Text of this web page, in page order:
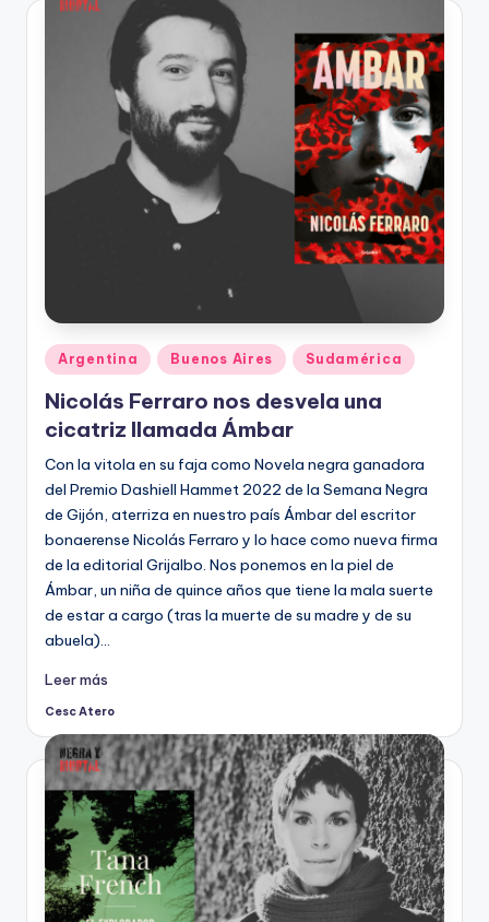
Publicado
en
Argentina Buenos Aires Sudamérica
Nicolás Ferraro nos desvela una
cicatriz llamada Ámbar
Con la vitola en su faja como Novela negra ganadora
del Premio Dashiell Hammet 2022 de la Semana Negra
de Gijón, aterriza en nuestro país Ámbar del escritor
bonaerense Nicolás Ferraro y lo hace como nueva firma
de la editorial Grijalbo. Nos ponemos en la piel de
Ámbar, un niña de quince años que tiene la mala suerte
de estar a cargo (tras la muerte de su madre y de su
abuela)…
Leer más
Publicado
Cesc Atero